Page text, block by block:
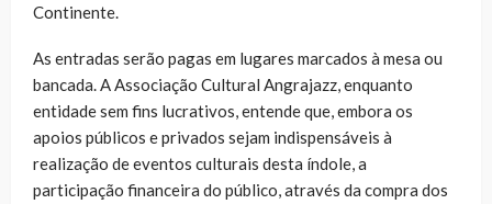
Continente.
As entradas serão pagas em lugares marcados à mesa ou
bancada. A Associação Cultural Angrajazz, enquanto
entidade sem fins lucrativos, entende que, embora os
apoios públicos e privados sejam indispensáveis à
realização de eventos culturais desta índole, a
participação financeira do público, através da compra dos